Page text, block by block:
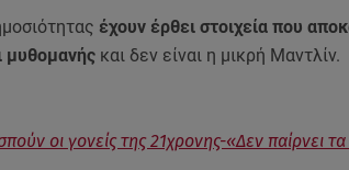
έχουν έρθει στοιχεία που
μυθομανής και δεν είναι η μικρή Μαντλίν.
οι γονείς της 21χρονης-«Δεν παίρνει